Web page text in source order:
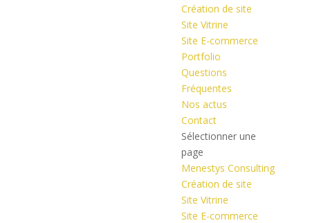
Création de site
Site Vitrine
Site E-commerce
Portfolio
Questions
Fréquentes
Nos actus
Contact
Sélectionner une
page
Menestys Consulting
Création de site
Site Vitrine
Site E-commerce